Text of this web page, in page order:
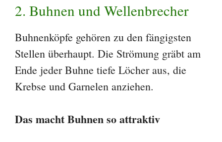
2. Buhnen und Wellenbrecher
Buhnenköpfe gehören zu den fängigsten
Stellen überhaupt. Die Strömung gräbt am
Ende jeder Buhne tiefe Löcher aus, die
Krebse und Garnelen anziehen.
Das macht Buhnen so attraktiv